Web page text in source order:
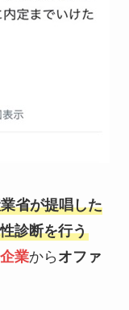
省が提唱した
診断を行う
業から オファ